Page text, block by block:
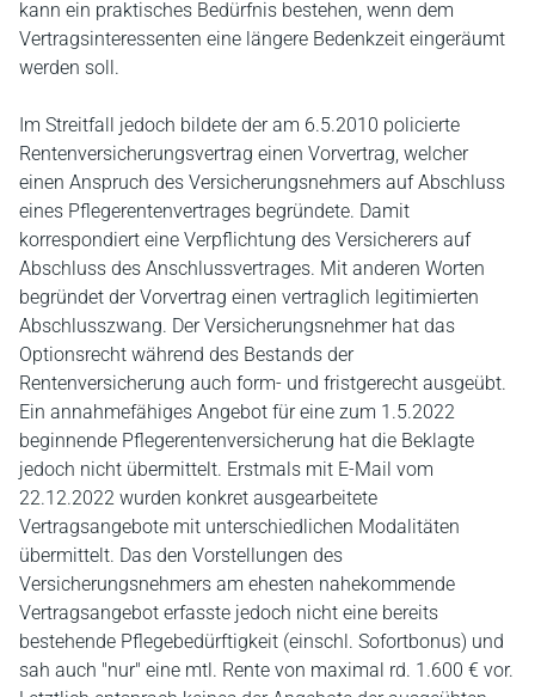
kann ein praktisches Bedürfnis bestehen, wenn dem
Vertragsinteressenten eine längere Bedenkzeit eingeräumt
werden soll.
Im Streitfall jedoch bildete der am 6.5.2010 policierte
Rentenversicherungsvertrag einen Vorvertrag, welcher
einen Anspruch des Versicherungsnehmers auf Abschluss
eines Pflegerentenvertrages begründete. Damit
korrespondiert eine Verpflichtung des Versicherers auf
Abschluss des Anschlussvertrages. Mit anderen Worten
begründet der Vorvertrag einen vertraglich legitimierten
Abschlusszwang. Der Versicherungsnehmer hat das
Optionsrecht während des Bestands der
Rentenversicherung auch form- und fristgerecht ausgeübt.
Ein annahmefähiges Angebot für eine zum 1.5.2022
beginnende Pflegerentenversicherung hat die Beklagte
jedoch nicht übermittelt. Erstmals mit E-Mail vom
22.12.2022 wurden konkret ausgearbeitete
Vertragsangebote mit unterschiedlichen Modalitäten
übermittelt. Das den Vorstellungen des
Versicherungsnehmers am ehesten nahekommende
Vertragsangebot erfasste jedoch nicht eine bereits
bestehende Pflegebedürftigkeit (einschl. Sofortbonus) und
sah auch "nur" eine mtl. Rente von maximal rd. 1.600 € vor.